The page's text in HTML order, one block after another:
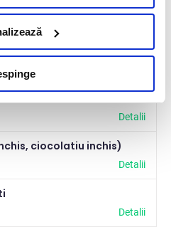
(CMS)
Detalii
ciocolatiu inchis)
Detalii
Detalii